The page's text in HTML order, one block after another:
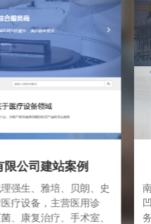
备有限公司
家专业从事进口及国产
印刷包装设备一体化服
销售和服务一体，为印